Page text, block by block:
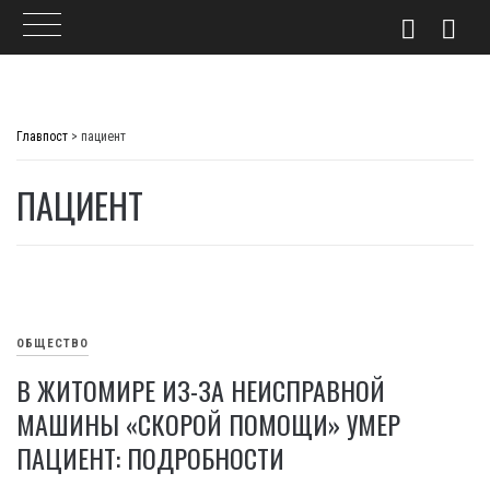
Главпост > пациент
ПАЦИЕНТ
ОБЩЕСТВО
В ЖИТОМИРЕ ИЗ-ЗА НЕИСПРАВНОЙ
МАШИНЫ «СКОРОЙ ПОМОЩИ» УМЕР
ПАЦИЕНТ: ПОДРОБНОСТИ